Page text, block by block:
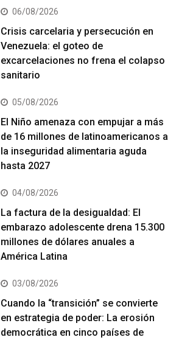
06/08/2026
Crisis carcelaria y persecución en
Venezuela: el goteo de
excarcelaciones no frena el colapso
sanitario
05/08/2026
El Niño amenaza con empujar a más
de 16 millones de latinoamericanos a
la inseguridad alimentaria aguda
hasta 2027
04/08/2026
La factura de la desigualdad: El
embarazo adolescente drena 15.300
millones de dólares anuales a
América Latina
03/08/2026
Cuando la “transición” se convierte
en estrategia de poder: La erosión
democrática en cinco países de